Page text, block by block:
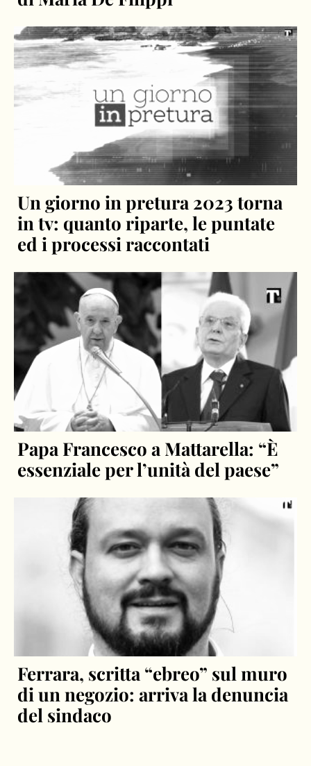
Un giorno in pretura 2023 torna
in tv: quanto riparte, le puntate
ed i processi raccontati
Papa Francesco a Mattarella: “È
essenziale per l’unità del paese”
Ferrara, scritta “ebreo” sul muro
di un negozio: arriva la denuncia
del sindaco